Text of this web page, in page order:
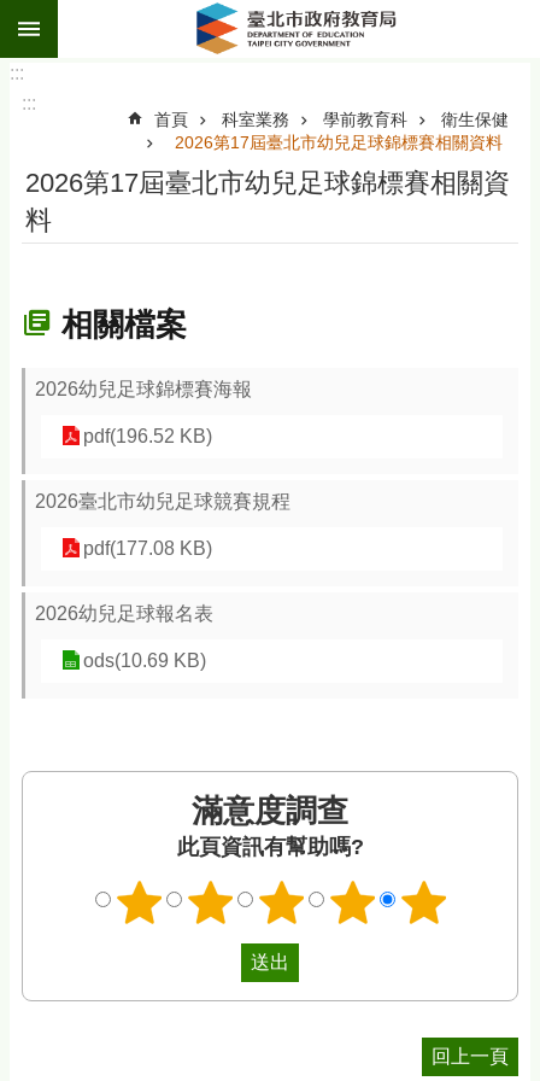
跳到主要內容區塊
:::
:::
首頁 科室業務 學前教育科
衛生保健
2026第17屆臺北市幼兒足球錦標賽相關資料
2026第17屆臺北市幼兒足球錦標賽相關資
料
相關檔案
2026幼兒足球錦標賽海報
pdf(196.52 KB)
2026臺北市幼兒足球競賽規程
pdf(177.08 KB)
2026幼兒足球報名表
ods(10.69 KB)
滿意度調查
此頁資訊有幫助嗎?
回上一頁